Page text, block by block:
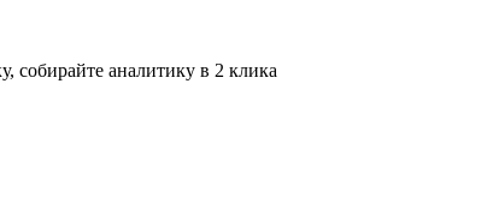
собирайте аналитику в 2 клика